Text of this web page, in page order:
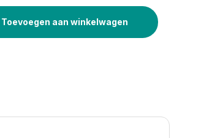
Toevoegen aan winkelwagen